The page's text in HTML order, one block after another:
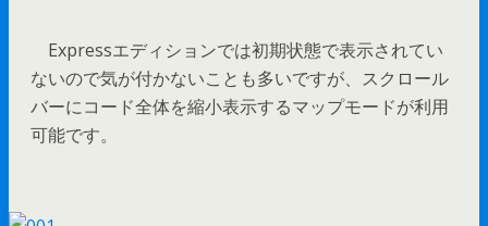
Expressエディションでは初期状態で表示されてい
ないので気が付かないことも多いですが、スクロール
バーにコード全体を縮小表示するマップモードが利用
可能です。